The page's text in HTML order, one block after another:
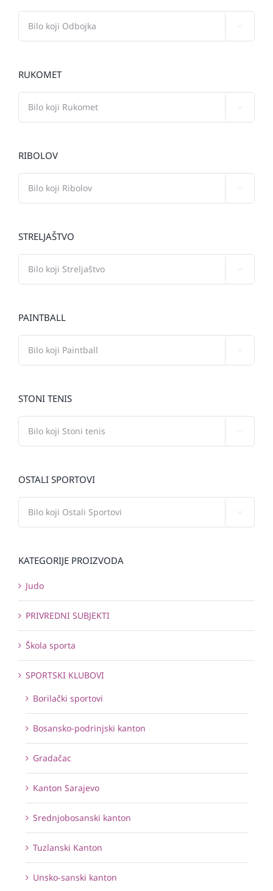
RUKOMET
RIBOLOV
STRELJAŠTVO
PAINTBALL
STONI TENIS
OSTALI SPORTOVI
KATEGORIJE PROIZVODA
Judo
PRIVREDNI SUBJEKTI
Škola sporta
SPORTSKI KLUBOVI
Borilački sportovi
Bosansko-podrinjski kanton
Gradačac
Kanton Sarajevo
Srednjobosanski kanton
Tuzlanski Kanton
Unsko-sanski kanton